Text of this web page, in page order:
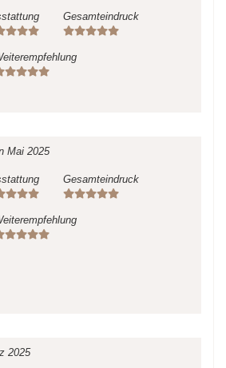
Gesamteindruck
Mai 2025
Gesamteindruck
2025